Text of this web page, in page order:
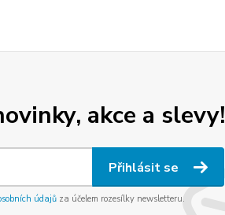
akce a slevy!
Přihlásit se
údajůza účelem rozesílky newsletteru.